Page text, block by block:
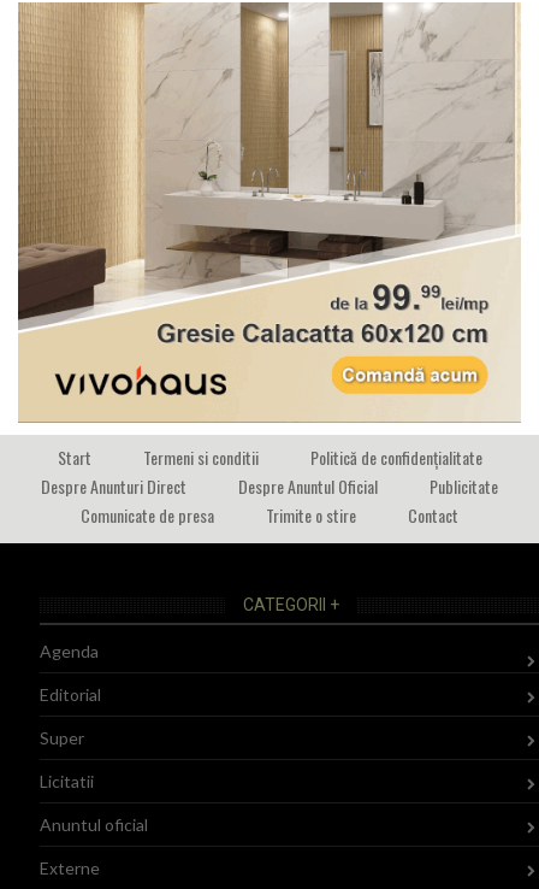
Start Termeni si conditii
Politică de confidențialitate
Despre Anunturi Direct
Despre Anuntul Oficial
Publicitate
Comunicate de presa
Trimite o stire Contact
CATEGORII +
Agenda
Editorial
Super
Licitatii
Anuntul oficial
Externe